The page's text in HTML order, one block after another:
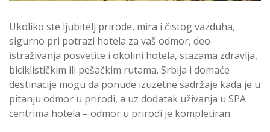
Ukoliko ste ljubitelj prirode, mira i čistog vazduha,
sigurno pri potrazi hotela za vaš odmor, deo
istraživanja posvetite i okolini hotela, stazama zdravlja,
biciklističkim ili pešačkim rutama. Srbija i domaće
destinacije mogu da ponude izuzetne sadržaje kada je u
pitanju odmor u prirodi, a uz dodatak uživanja u SPA
centrima hotela – odmor u prirodi je kompletiran.